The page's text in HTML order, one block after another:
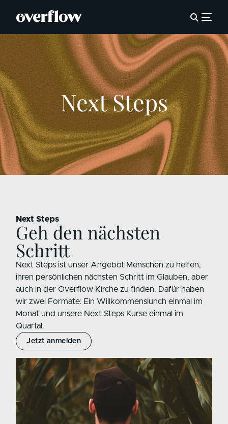
Next Steps
Next Steps
Geh den nächsten
Schritt
Next Steps ist unser Angebot Menschen zu helfen,
ihren persönlichen nächsten Schritt im Glauben, aber
auch in der Overflow Kirche zu finden. Dafür haben
wir zwei Formate: Ein Willkommenslunch einmal im
Monat und unsere Next Steps Kurse einmal im
Quartal.
Jetzt anmelden